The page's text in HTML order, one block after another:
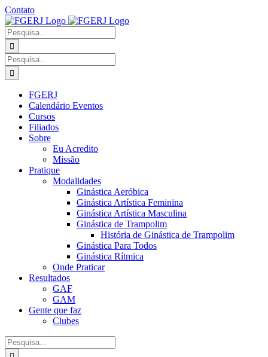
Ir
para
o
conteúdo
Contato
Facebook
Instagram
YouTube
Facebook
Grupo
Procurar
por:
Procurar
por:
FGERJ
Calendário Eventos
Cursos
Filiados
Sobre
Eu Acredito
Missão
Pratique
Modalidades
Ginástica Aeróbica
Ginástica Artística Feminina
Ginástica Artística Masculina
Ginástica de Trampolim
História de Ginástica de Trampolim
Ginástica Para Todos
Ginástica Rítmica
Onde Praticar
Resultados
GAF
GAM
Gente que faz
Clubes
Procurar
por: